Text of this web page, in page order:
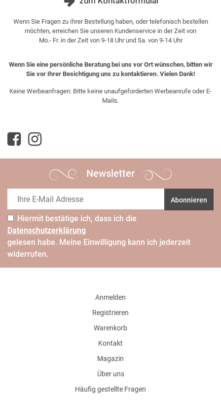
Wenn Sie Fragen zu Ihrer Bestellung haben, oder telefonisch bestellen
möchten, erreichen Sie unseren Kundenservice in der Zeit von
Mo.- Fr. in der Zeit von 9-18 Uhr und Sa. von 9-14 Uhr
Wenn Sie eine persönliche Beratung bei uns vor Ort wünschen, bitten wir
Sie vor Ihrer Besichtigung uns zu kontaktieren. Vielen Dank!
Keine Werbeanfragen: Bitte keine unaufgeforderten Werbeanrufe oder E-
Mails.
Newsletter
Abonnieren
Hiermit bestätige ich, dass ich die
Daten­schutz­erklärung
gelesen habe. Meine Einwilligung kann ich jederzeit
widerrufen.
Anmelden
Registrieren
Warenkorb
Kontakt
Magazin
Über uns
Häufig gestellte Fragen